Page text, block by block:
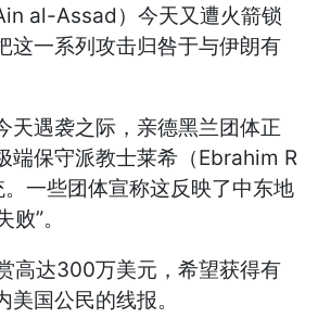
al-Assad）今天又遭火箭锁
这一系列攻击归咎于与伊朗有
天遇袭之际，亲德黑兰团体正
端保守派教士莱希（Ebrahim R
一些团体宣称这反映了中东地
败”。
高达300万美元，希望获得有
国公民的线报。